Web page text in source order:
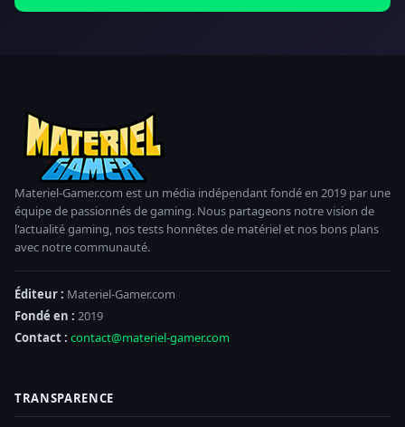
Materiel-Gamer.com est un média indépendant fondé en 2019 par une
équipe de passionnés de gaming. Nous partageons notre vision de
l'actualité gaming, nos tests honnêtes de matériel et nos bons plans
avec notre communauté.
Éditeur : Materiel-Gamer.com
Fondé en : 2019
Contact : contact@materiel-gamer.com
TRANSPARENCE